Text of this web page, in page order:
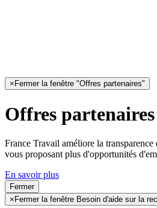
× Fermer la fenêtre "Offres partenaires"
Offres partenaires
France Travail améliore la
vous proposant plus d'opportunités
En savoir plus
Fermer
× Fermer la fenêtre Besoin d'aide sur la